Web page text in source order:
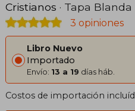
Cristianos · Tapa Blanda
3 opiniones
Libro Nuevo
Importado
Envío: 13 a 19 días háb.
Costos de importación